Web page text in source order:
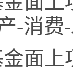
-消费
面